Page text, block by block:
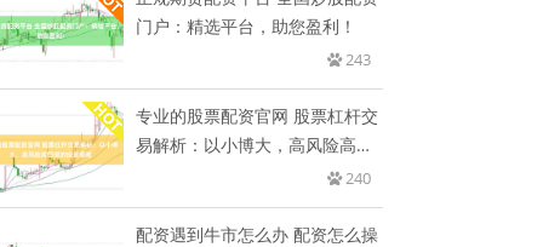
门户：精选平台，助您盈利！
243
专业的股票配资官网 股票杠杆交
易解析：以小博大，高风险高回
240
配资遇到牛市怎么办 配资怎么操